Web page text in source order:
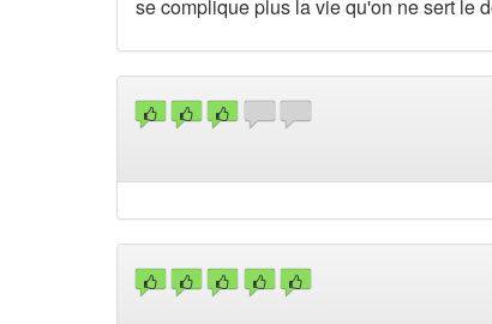
se complique plus la vie qu'on ne sert le